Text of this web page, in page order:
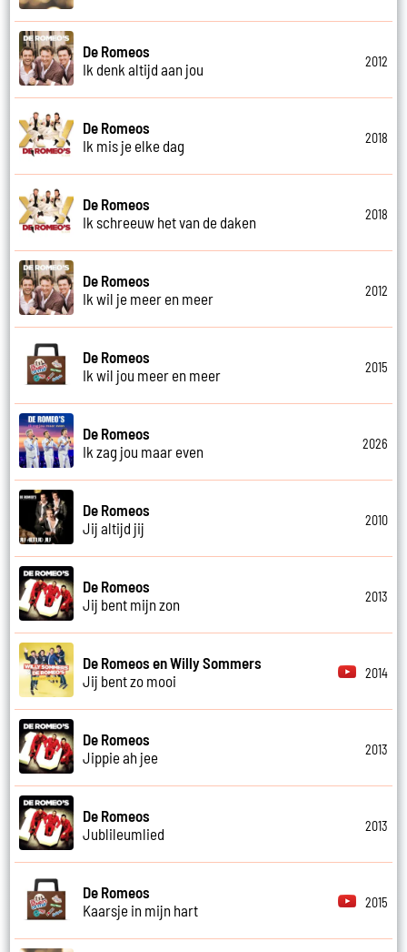
De Romeos
Ik denk altijd aan jou
2012
De Romeos
Ik mis je elke dag
2018
De Romeos
Ik schreeuw het van de daken
2018
De Romeos
Ik wil je meer en meer
2012
De Romeos
Ik wil jou meer en meer
2015
De Romeos
Ik zag jou maar even
2026
De Romeos
Jij altijd jij
2010
De Romeos
Jij bent mijn zon
2013
De Romeos en Willy Sommers
Jij bent zo mooi
2014
De Romeos
Jippie ah jee
2013
De Romeos
Jublileumlied
2013
De Romeos
Kaarsje in mijn hart
2015